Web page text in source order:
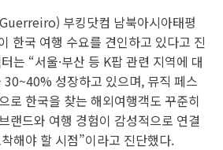
부킹닷컴 남북아시아태평
한국 여행 수요를 견인하고 있다고 진
는 “서울·부산 등 K팝 관련 지역에 대
30~40% 성장하고 있으며, 뮤직 페스
로 한국을 찾는 해외여행객도 꾸준히
랜드와 여행 경험이 감성적으로 연결
해야 할 시점”이라고 진단했다.